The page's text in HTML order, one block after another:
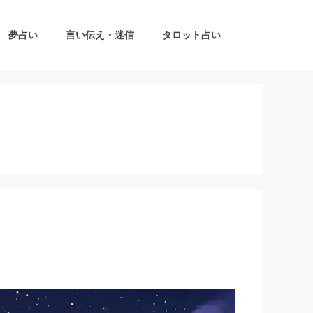
夢占い 言い伝え・迷信 タロット占い